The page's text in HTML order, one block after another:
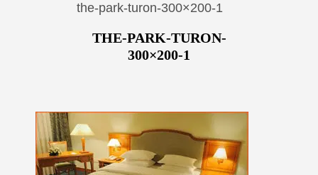
the-park-turon-300×200-1
THE-PARK-TURON-
300×200-1